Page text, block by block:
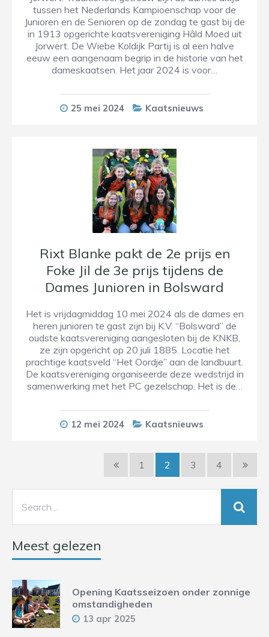
tussen het Nederlands Kampioenschap voor de
Junioren en de Senioren op de zondag te gast bij de
in 1913 opgerichte kaatsvereniging Hâld Moed uit
Jorwert. De Wiebe Koldijk Partij is al een halve
eeuw een aangenaam begrip in de historie van het
dameskaatsen. Het jaar 2024 is voor…
25 mei 2024 Kaatsnieuws
Rixt Blanke pakt de 2e prijs en
Foke Jil de 3e prijs tijdens de
Dames Junioren in Bolsward
Het is vrijdagmiddag 10 mei 2024 als de dames en
heren junioren te gast zijn bij K.V. “Bolsward” de
oudste kaatsvereniging aangesloten bij de KNKB,
ze zijn opgericht op 20 juli 1885. Locatie het
prachtige kaatsveld “Het Oordje” aan de landbuurt.
De kaatsvereniging organiseerde deze wedstrijd in
samenwerking met het PC gezelschap. Het is de…
12 mei 2024 Kaatsnieuws
1 2 3 4
Meest gelezen
Opening Kaatsseizoen onder zonnige
omstandigheden
13 apr 2025